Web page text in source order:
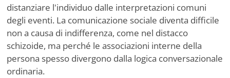
distanziare l'individuo dalle interpretazioni comuni
degli eventi. La comunicazione sociale diventa difficile
non a causa di indifferenza, come nel distacco
schizoide, ma perché le associazioni interne della
persona spesso divergono dalla logica conversazionale
ordinaria.